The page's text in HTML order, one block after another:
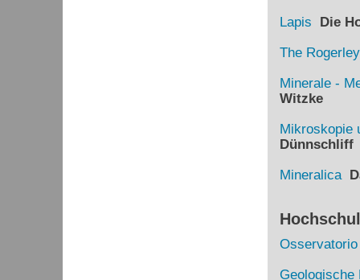
Lapis Die
The
Minerale -
Witzke
Mikroskopie
Dünnschliff
Mineralica
Geologische